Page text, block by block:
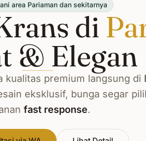
area Pariaman dan sekitarnya
di
& Elegan
kualitas premium langsung di
eksklusif, bunga segar
fast response.